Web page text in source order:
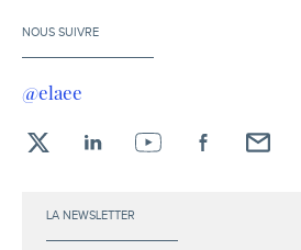
NOUS SUIVRE
@elaee
LA NEWSLETTER